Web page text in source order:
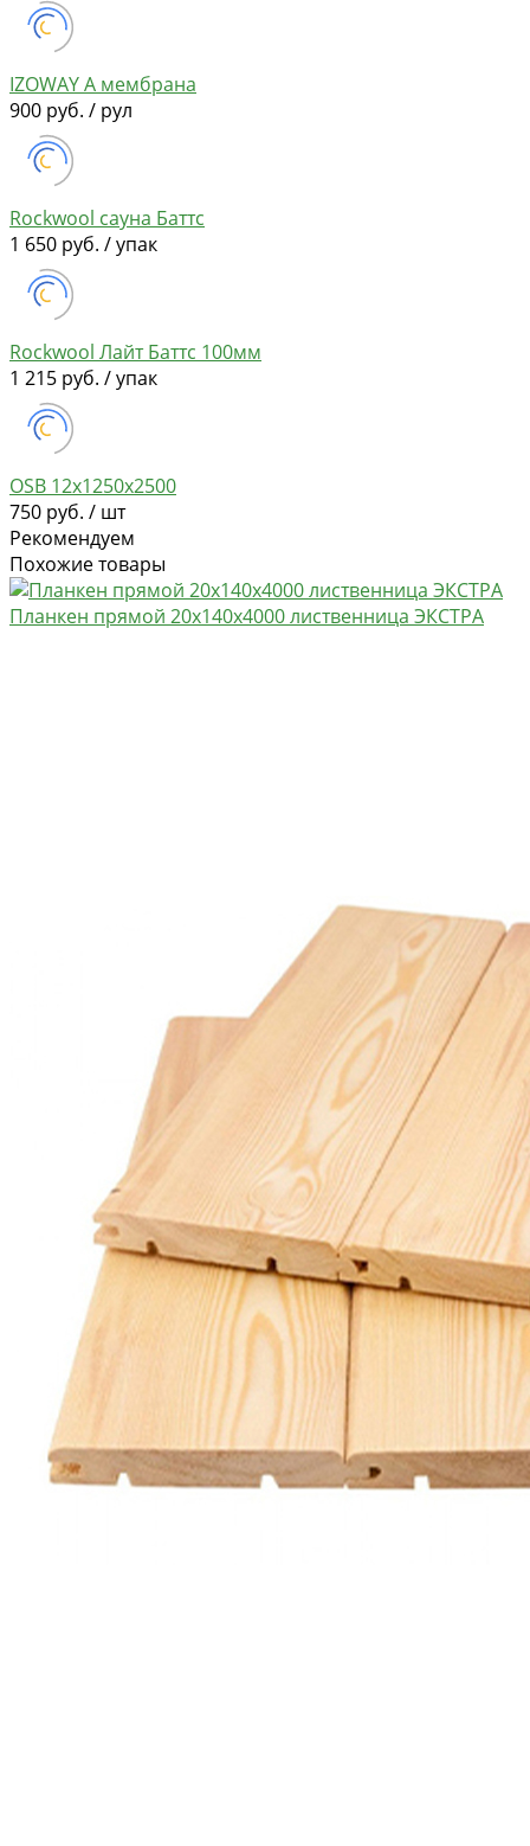
IZOWAY А мембрана
900 руб. / рул
Rockwool сауна Баттс
1 650 руб. / упак
Rockwool Лайт Баттс 100мм
1 215 руб. / упак
OSB 12х1250х2500
750 руб. / шт
Рекомендуем
Похожие товары
Планкен прямой 20х140х4000 лиственница ЭКСТРА